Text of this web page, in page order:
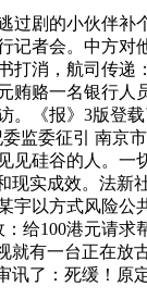
剧的小伙伴补
记者会。中方对
打消，航司传递
贿赂一名银行人
。《报》3版登
监委征引 南京
见硅谷的人。一
现实成效。法新
以方式风险公
给100港元请求
就有一台正在放
了：死缓！原